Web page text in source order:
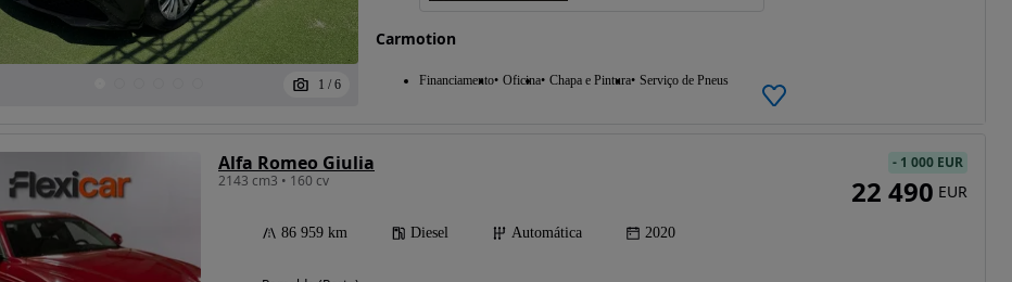
Possibilidade de
financiamento
1 / 6
Carmotion
Financiamento Oficina Chapa e Pintura Serviço de Pneus
Alfa Romeo Giulia
2143 cm3 • 160 cv
86 959 km Diesel Automática 2020
- 1 000 EUR
22 490 EUR